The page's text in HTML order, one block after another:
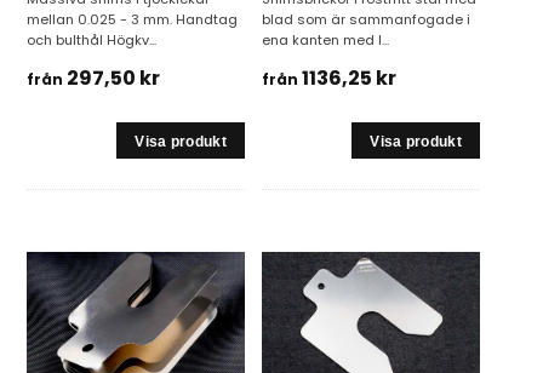
mellan 0.025 - 3 mm. Handtag
och bulthål Högkv...
från 297,50 kr
blad som är sammanfogade i
ena kanten med l...
från 1136,25 kr